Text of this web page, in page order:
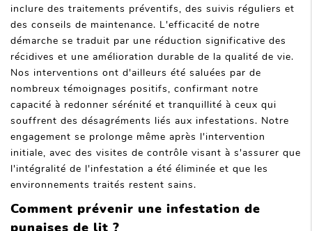
inclure des traitements préventifs, des suivis réguliers et
des conseils de maintenance. L'efficacité de notre
démarche se traduit par une réduction significative des
récidives et une amélioration durable de la qualité de vie.
Nos interventions ont d'ailleurs été saluées par de
nombreux témoignages positifs, confirmant notre
capacité à redonner sérénité et tranquillité à ceux qui
souffrent des désagréments liés aux infestations. Notre
engagement se prolonge même après l'intervention
initiale, avec des visites de contrôle visant à s'assurer que
l'intégralité de l'infestation a été éliminée et que les
environnements traités restent sains.
Comment prévenir une infestation de
punaises de lit ?